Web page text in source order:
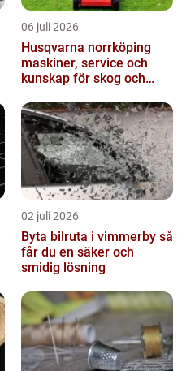
06 juli 2026
Husqvarna norrköping
maskiner, service och
kunskap för skog och
02 juli 2026
Byta bilruta i vimmerby så
får du en säker och
smidig lösning